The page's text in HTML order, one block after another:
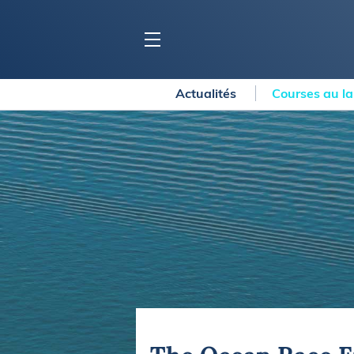
BLOC MARINE
Ports
Carnets de voyage
Dossiers de la rédaction
Collection Bloc Marine
Application Bloc Marine
Règlementation
BATEAUX
Actualités Courses au